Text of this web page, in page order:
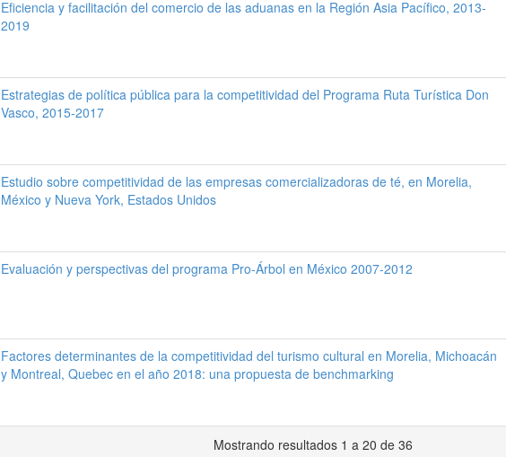
Eficiencia y facilitación del comercio de las aduanas en la Región Asia Pacífico, 2013-
2019
Estrategias de política pública para la competitividad del Programa Ruta Turística Don
Vasco, 2015-2017
Estudio sobre competitividad de las empresas comercializadoras de té, en Morelia,
México y Nueva York, Estados Unidos
Evaluación y perspectivas del programa Pro-Árbol en México 2007-2012
Factores determinantes de la competitividad del turismo cultural en Morelia, Michoacán
y Montreal, Quebec en el año 2018: una propuesta de benchmarking
Mostrando resultados 1 a 20 de 36